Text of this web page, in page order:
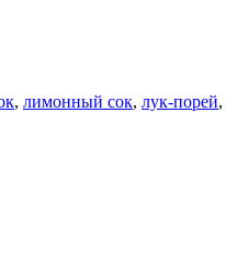
, лимонный сок, лук-порей,